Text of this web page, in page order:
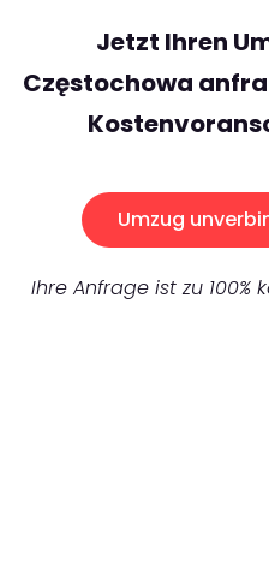
Jetzt Ihren
Częstochowa
Umzug
Ihre Anfrage ist zu 100%